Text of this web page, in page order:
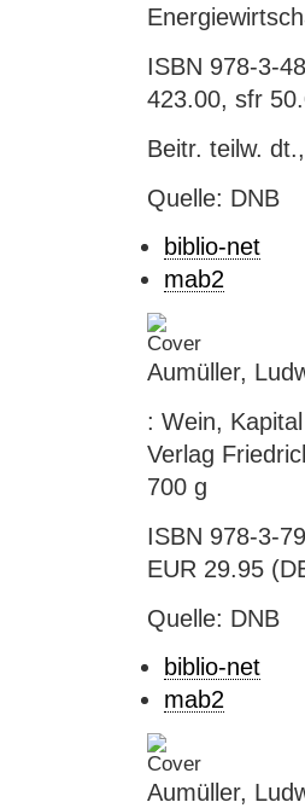
ISBN 978-3-
423.00, sfr
Beitr. teilw.
Quelle: DNB
biblio-net
mab2
Aumüller,
: Wein,
Verlag
700 g
ISBN 978-3-
EUR 29.95
Quelle: DNB
biblio-net
mab2
Aumüller,